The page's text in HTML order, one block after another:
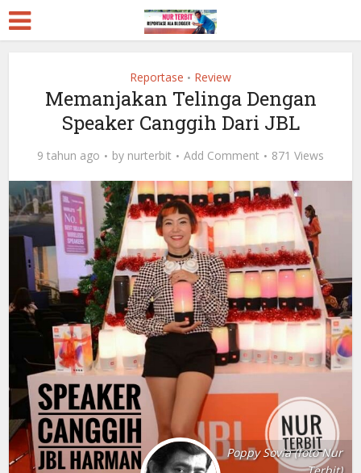
Reportase • Review
Memanjakan Telinga Dengan
Speaker Canggih Dari JBL
9 tahun ago by nurterbit Add Comment 871 Views
Poppy Sovia (foto Nur
Terbit)